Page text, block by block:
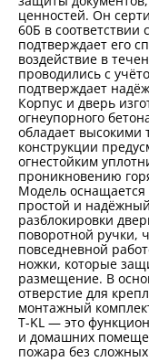
ценностей. Он
60Б в соответствии
подтверждает его
воздействие в
проводились с
подтверждает
Корпус и дверь
огнеупорного
обладает
конструкции
огнестойким
проникновению
Модель
простой и
разблокировки
поворотной ручки,
повседневной
ножки, которые
размещение. В
отверстие для
монтажный
T-KL — это
и домашних
пожара без